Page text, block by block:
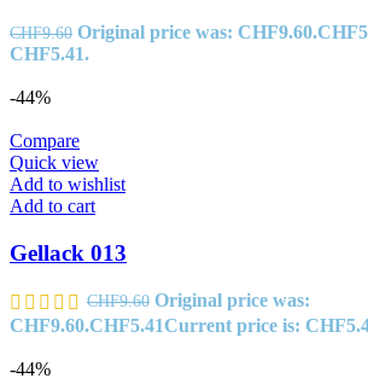
CHF9.60 Original price was: CHF9.60.CHF
CHF5.41.
-44%
Compare
Quick view
Add to wishlist
Add to cart
Gellack 013
CHF9.60 Original price was:
CHF9.60.CHF5.41Current price is:
-44%